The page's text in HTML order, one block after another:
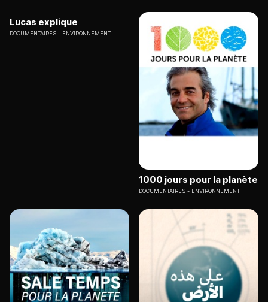
Lucas explique
DOCUMENTAIRES ENVIRONNEMENT
1000 jours pour la planète
DOCUMENTAIRES ENVIRONNEMENT